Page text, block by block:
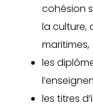
cohésion
la culture,
maritimes,
les
les titres